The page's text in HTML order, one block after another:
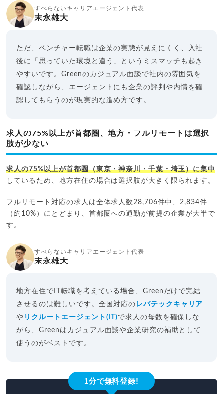
すべらないキャリアエージェント代表
末永雄大
ただ、ベンチャー転職は企業の実態が見えにくく、入社
後に「思っていた環境と違う」というミスマッチも起き
やすいです。Greenのカジュアル面談で社内の雰囲気を
確認しながら、エージェントにも企業の評判や内情を確
認してもらうのが現実的な進め方です。
求人の75%以上が首都圏、地方・フルリモートは選択
肢が少ない
求人の75%以上が首都圏（東京・神奈川・千葉・埼玉）に集中
しているため、地方在住の場合は選択肢が大きく限られます。
フルリモート対応の求人は全体求人数28,706件中、2,834件
（約10%）にとどまり、首都圏への通勤が前提の企業が大半で
す。
すべらないキャリアエージェント代表
末永雄大
地方在住でIT転職を考えている場合、Greenだけで完結
させるのは難しいです。全国対応の レバテックキャリア
や リクルートエージェント(IT)で求人の母数を確保しな
がら、Greenはカジュアル面談や企業研究の補助として
使うのがベストです。
1分で無料登録!